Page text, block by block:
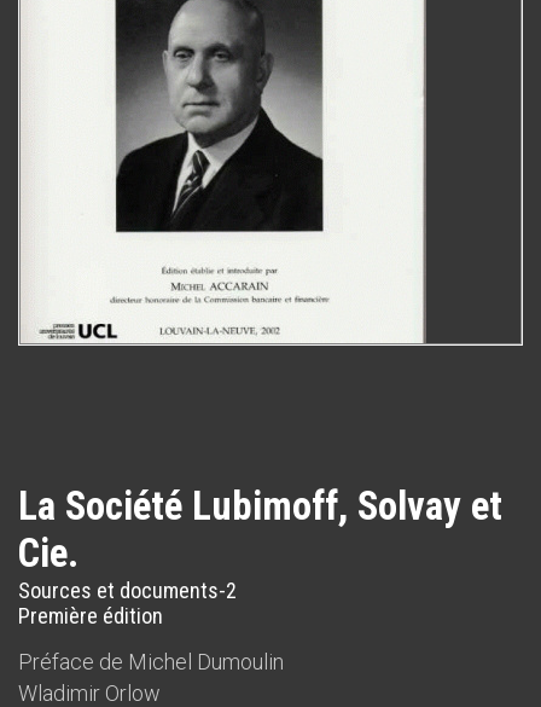
La Société Lubimoff, Solvay et
Cie.
Sources et documents-2
Première édition
Préface de Michel Dumoulin
Wladimir Orlow